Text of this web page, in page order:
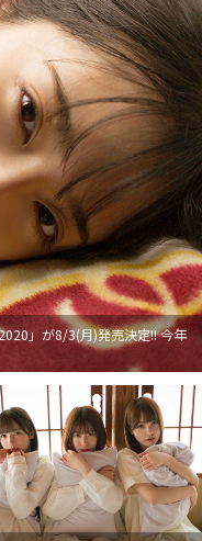
」が8/3(月)発売決定!! 今年